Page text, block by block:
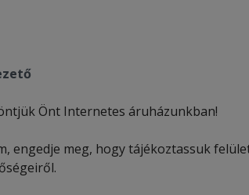
Önt Internetes áruházunkban!
engedje meg, hogy tájékoztassuk